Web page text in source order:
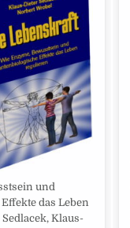
und
das Leben
Klaus-